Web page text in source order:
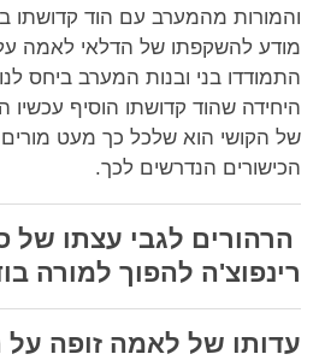
והמורות מהמערב עם הוד קדושתו
מודע להשקפתו של הדלאי לאמה
התמודדו בני ובנות המערב ביחס
היחידה שהוד קדושתו הוסיף עכשיו
של הקושי הוא שלכל כך מעט
הכישורים הנדרשים לכך.
הרהורים לגבי עצתו של
רינפוצ'ה להפוך למורה
עדותו של לאמה זופה על